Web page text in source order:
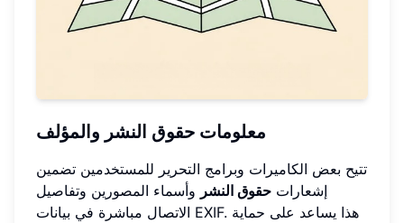
معلومات حقوق النشر والمؤلف
تتيح بعض الكاميرات وبرامج التحرير للمستخدمين تضمين
إشعارات حقوق النشر وأسماء المصورين وتفاصيل
الاتصال مباشرة في بيانات EXIF. هذا يساعد على حماية